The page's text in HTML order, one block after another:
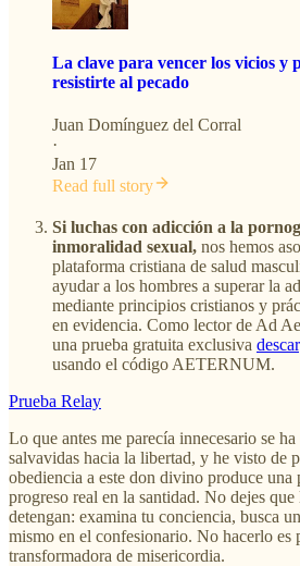
La clave para vencer los vicios y
resistirte al pecado
Juan Domínguez del Corral
·
Jan 17
Read full story
Si luchas con adicción a la
inmoralidad sexual, nos hemos
plataforma cristiana de salud
ayudar a los hombres a superar la
mediante principios cristianos y
en evidencia. Como lector de Ad
una prueba gratuita exclusiva
usando el código AETERNUM.
Prueba Relay
Lo que antes me parecía innecesario se
salvavidas hacia la libertad, y he visto de
obediencia a este don divino produce una
progreso real en la santidad. No dejes
detengan: examina tu conciencia, busca
mismo en el confesionario. No hacerlo es
transformadora de misericordia.